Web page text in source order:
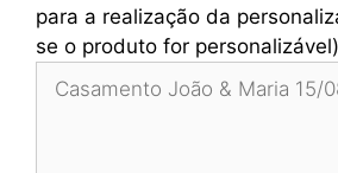
para a realização da
se o produto for personalizável)